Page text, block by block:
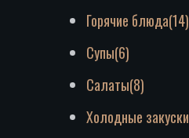
Горячие блюда(14)
Супы(6)
Салаты(8)
Холодные закуски